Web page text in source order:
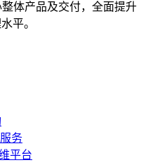
体产品及交付，全面提升
平。
务
平台